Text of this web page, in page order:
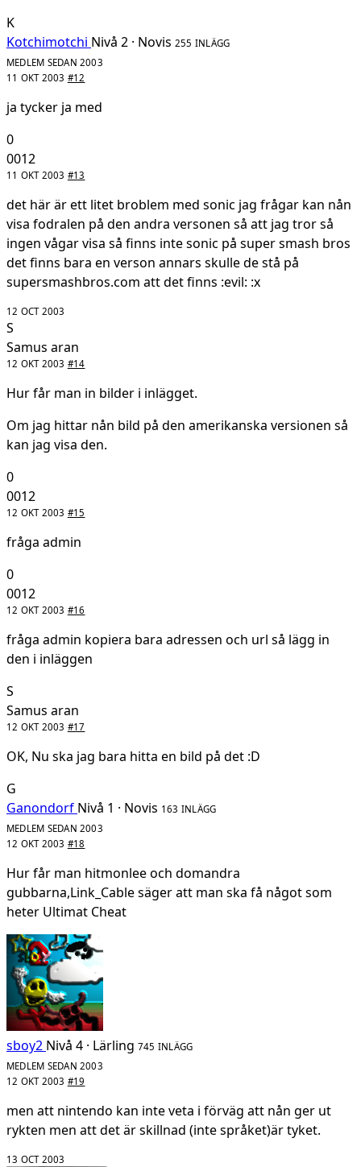
K
Kotchimotchi Nivå 2 · Novis 255 INLÄGG
MEDLEM SEDAN 2003
11 OKT 2003 #12
ja tycker ja med
0
0012
11 OKT 2003 #13
det här är ett litet broblem med sonic jag frågar kan nån
visa fodralen på den andra versonen så att jag tror så
ingen vågar visa så finns inte sonic på super smash bros
det finns bara en verson annars skulle de stå på
supersmashbros.com att det finns :evil: :x
12 OCT 2003
S
Samus aran
12 OKT 2003 #14
Hur får man in bilder i inlägget.
Om jag hittar nån bild på den amerikanska versionen så
kan jag visa den.
0
0012
12 OKT 2003 #15
fråga admin
0
0012
12 OKT 2003 #16
fråga admin kopiera bara adressen och url så lägg in
den i inläggen
S
Samus aran
12 OKT 2003 #17
OK, Nu ska jag bara hitta en bild på det :D
G
Ganondorf Nivå 1 · Novis 163 INLÄGG
MEDLEM SEDAN 2003
12 OKT 2003 #18
Hur får man hitmonlee och domandra
gubbarna,Link_Cable säger att man ska få något som
heter Ultimat Cheat
sboy2 Nivå 4 · Lärling 745 INLÄGG
MEDLEM SEDAN 2003
12 OKT 2003 #19
men att nintendo kan inte veta i förväg att nån ger ut
rykten men att det är skillnad (inte språket)är tyket.
13 OCT 2003